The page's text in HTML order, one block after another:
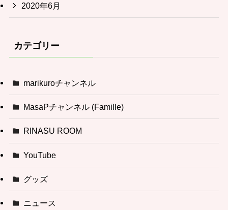
2020年6月
カテゴリー
marikuroチャンネル
MasaPチャンネル (Famille)
RINASU ROOM
YouTube
グッズ
ニュース